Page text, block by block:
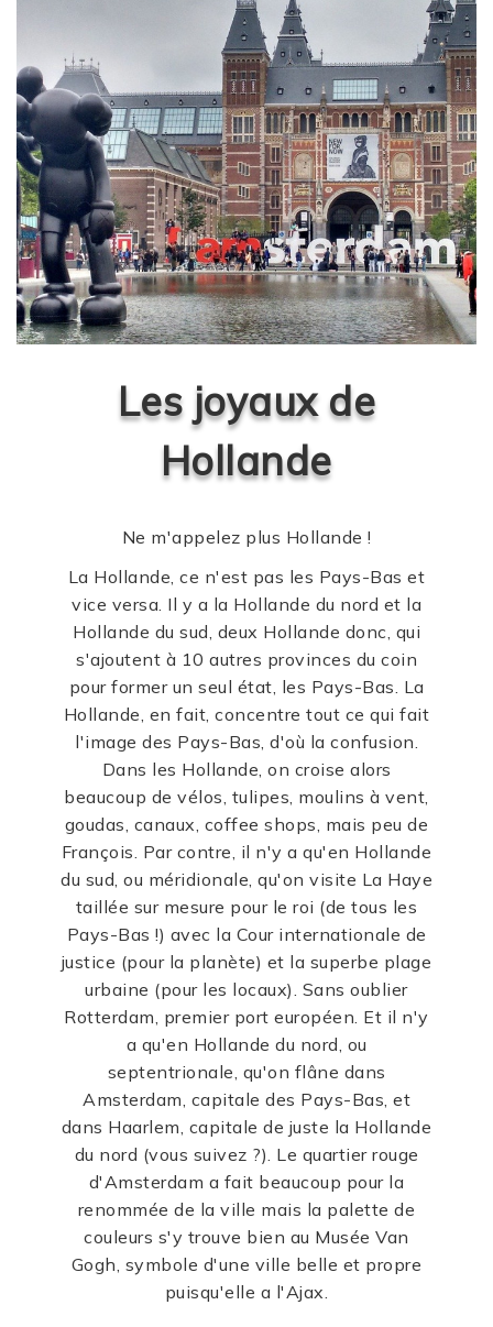
Les joyaux de
Hollande
Ne m'appelez plus Hollande !
La Hollande, ce n'est pas les Pays-Bas et
vice versa. Il y a la Hollande du nord et la
Hollande du sud, deux Hollande donc, qui
s'ajoutent à 10 autres provinces du coin
pour former un seul état, les Pays-Bas. La
Hollande, en fait, concentre tout ce qui fait
l'image des Pays-Bas, d'où la confusion.
Dans les Hollande, on croise alors
beaucoup de vélos, tulipes, moulins à vent,
goudas, canaux, coffee shops, mais peu de
François. Par contre, il n'y a qu'en Hollande
du sud, ou méridionale, qu'on visite La Haye
taillée sur mesure pour le roi (de tous les
Pays-Bas !) avec la Cour internationale de
justice (pour la planète) et la superbe plage
urbaine (pour les locaux). Sans oublier
Rotterdam, premier port européen. Et il n'y
a qu'en Hollande du nord, ou
septentrionale, qu'on flâne dans
Amsterdam, capitale des Pays-Bas, et
dans Haarlem, capitale de juste la Hollande
du nord (vous suivez ?). Le quartier rouge
d'Amsterdam a fait beaucoup pour la
renommée de la ville mais la palette de
couleurs s'y trouve bien au Musée Van
Gogh, symbole d'une ville belle et propre
puisqu'elle a l'Ajax.